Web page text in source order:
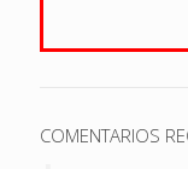
COMENTARIOS